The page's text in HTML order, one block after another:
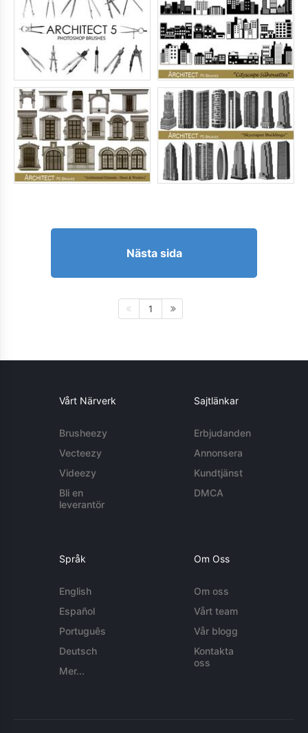
Nästa sida
1
Vårt Närverk
Brusheezy
Vecteezy
Videezy
Bli en
leverantör
Sajtlänkar
Erbjudanden
Annonsera
Kundtjänst
DMCA
Språk
English
Español
Português
Deutsch
Mer...
Om Oss
Om oss
Vårt team
Vår blogg
Kontakta
oss